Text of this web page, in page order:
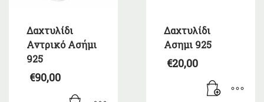
Δαχτυλίδι
Αντρικό Ασήμι
925
€90,00
Δαχτυλίδι
Ασημι 925
€20,00